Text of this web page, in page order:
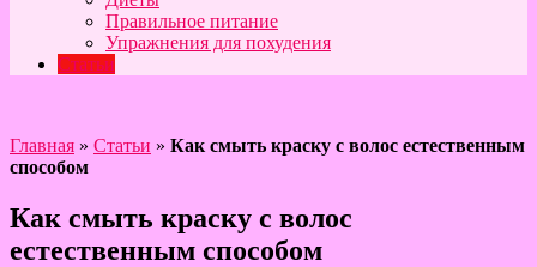
Правильное питание
Упражнения для похудения
Статьи
Главная » Статьи » Как смыть краску с волос естественным
способом
Как смыть краску с волос
естественным способом